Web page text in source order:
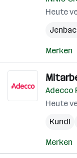
Heute
Merken
Adecco
Heute
Kundl
Merken